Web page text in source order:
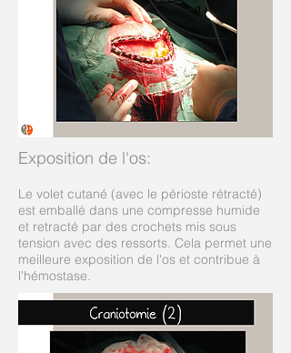
Exposition de l'os:
Le volet cutané (avec le périoste rétracté)
est emballé dans une compresse humide
et retracté par des crochets mis sous
tension avec des ressorts. Cela permet une
meilleure exposition de l'os et contribue à
l'hémostase.